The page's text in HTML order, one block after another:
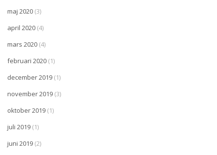
maj 2020 (3)
april 2020 (4)
mars 2020 (4)
februari 2020 (1)
december 2019 (1)
november 2019 (3)
oktober 2019 (1)
juli 2019 (1)
juni 2019 (2)